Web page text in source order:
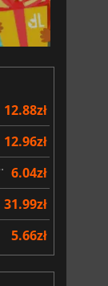
12.88zł
12.96zł
Earth 6.04zł
31.99zł
5.66zł